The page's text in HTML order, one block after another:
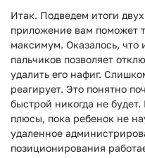
Итак. Подведем итоги
приложение вам поможет
максимум. Оказалось, что
пальчиков позволяет
удалить его нафиг.
реагирует. Это понятно
быстрой никогда не
плюсы, пока ребенок не
удаленное
позиционирования